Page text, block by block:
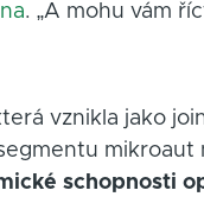
. „A mohu vám
vznikla jako
mikroaut
schopnosti